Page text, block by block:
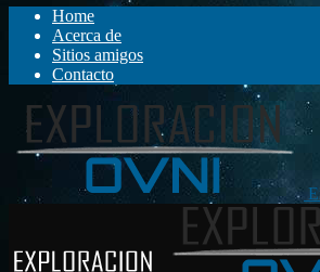
Home
Acerca de
Sitios amigos
Contacto